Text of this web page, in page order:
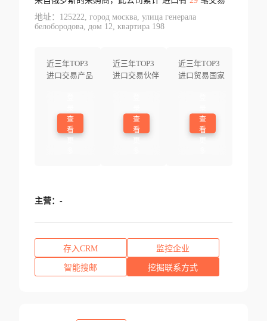
地址：125222, город москва, улица генерала
белобородова, дом 12, квартира 198
近三年TOP3
进口交易产品
查
看
近三年TOP3
进口交易伙伴
查
看
近三年TOP3
进口贸易国家
查
看
主营： -
存入CRM 监控企业
智能搜邮 挖掘联系方式